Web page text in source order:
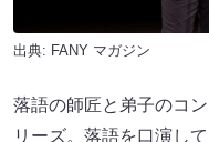
出典: FANY マガジン
落語の師匠と弟子のコ
リーズ。落語を口演し